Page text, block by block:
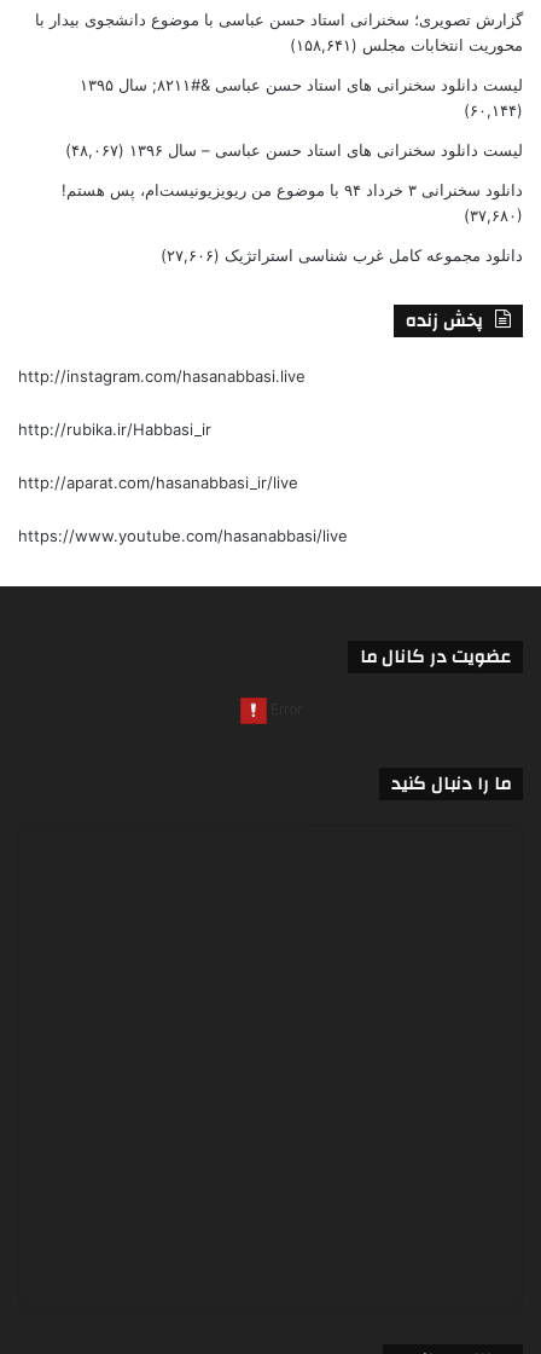
گزارش تصویری؛ سخنرانی استاد حسن عباسی با موضوع دانشجوی بیدار با
محوریت انتخابات مجلس (۱۵۸,۶۴۱)
لیست دانلود سخنرانی های استاد حسن عباسی &#۸۲۱۱; سال ۱۳۹۵
(۶۰,۱۴۴)
لیست دانلود سخنرانی های استاد حسن عباسی – سال ۱۳۹۶ (۴۸,۰۶۷)
دانلود سخنرانی ۳ خرداد ۹۴ با موضوع من ریویزیونیست‌ام، پس هستم!
(۳۷,۶۸۰)
دانلود مجموعه کامل غرب شناسی استراتژیک (۲۷,۶۰۶)
پخش زنده
http://instagram.com/hasanabbasi.live
http://rubika.ir/Habbasi_ir
http://aparat.com/hasanabbasi_ir/live
https://www.youtube.com/hasanabbasi/live
عضویت در کانال ما
ما را دنبال کنید